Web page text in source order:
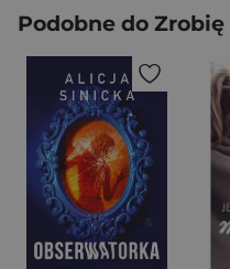
Podobne do